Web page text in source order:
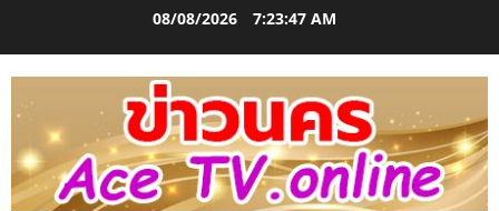
08/08/2026 7:23:48 AM